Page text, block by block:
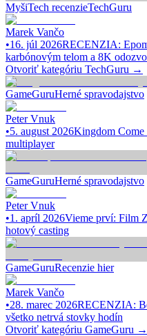
MyšiTech recenzieTechGuru
Marek Vančo
•16. júl 2026RECENZIA:
karbónovým telom a 8K
Otvoriť kategóriu TechGuru →
GameGuruHerné spravodajstvo
Peter Vnuk
•5. august 2026Kingdom
multiplayer
GameGuruHerné spravodajstvo
Peter Vnuk
•1. apríl 2026Vieme prví: Film
hotový casting
GameGuruRecenzie hier
Marek Vančo
•28. marec 2026RECENZIA:
všetko netrvá stovky hodín
Otvoriť kategóriu GameGuru →